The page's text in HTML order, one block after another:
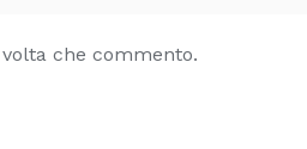
che commento.